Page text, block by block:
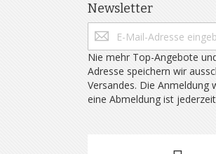
Newsletter
Nie mehr Top-Angebote
Adresse speichern wir
Versandes. Die
eine Abmeldung ist